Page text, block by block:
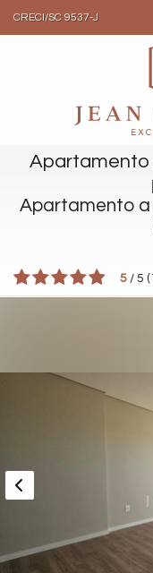
CRECI/SC 9537-J
Apartamento
Apartamento a
5 / 5 ( 1